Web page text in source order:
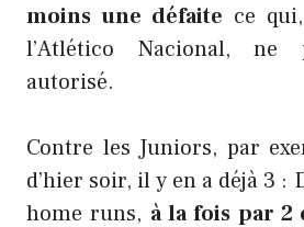
moins une défaite ce
l’Atlético Nacional,
autorisé.
Contre les Juniors, par
d’hier soir, il y en a déjà 3 :
home runs, à la fois par